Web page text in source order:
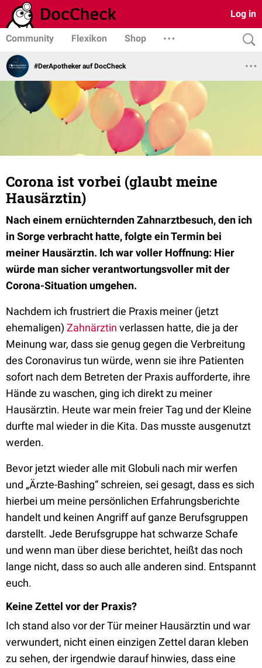
Log in
Community Flexikon Shop
#DerApotheker auf DocCheck
Corona ist vorbei (glaubt meine
Hausärztin)
Nach einem ernüchternden Zahnarztbesuch, den ich
in Sorge verbracht hatte, folgte ein Termin bei
meiner Hausärztin. Ich war voller Hoffnung: Hier
würde man sicher verantwortungsvoller mit der
Corona-Situation umgehen.
Nachdem ich frustriert die Praxis meiner (jetzt
ehemaligen) Zahnärztin verlassen hatte, die ja der
Meinung war, dass sie genug gegen die Verbreitung
des Coronavirus tun würde, wenn sie ihre Patienten
sofort nach dem Betreten der Praxis aufforderte, ihre
Hände zu waschen, ging ich direkt zu meiner
Hausärztin. Heute war mein freier Tag und der Kleine
durfte mal wieder in die Kita. Das musste ausgenutzt
werden.
Bevor jetzt wieder alle mit Globuli nach mir werfen
und „Ärzte-Bashing“ schreien, sei gesagt, dass es sich
hierbei um meine persönlichen Erfahrungsberichte
handelt und keinen Angriff auf ganze Berufsgruppen
darstellt. Jede Berufsgruppe hat schwarze Schafe
und wenn man über diese berichtet, heißt das noch
lange nicht, dass so auch alle anderen sind. Entspannt
euch.
Keine Zettel vor der Praxis?
Ich stand also vor der Tür meiner Hausärztin und war
verwundert, nicht einen einzigen Zettel daran kleben
zu sehen, der irgendwie darauf hinwies, dass eine